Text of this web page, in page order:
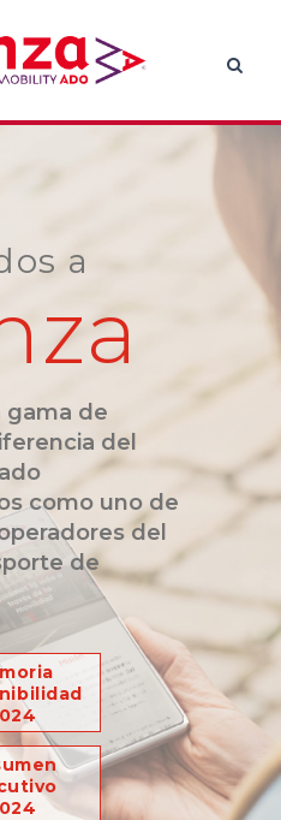
a
gama de
del
como uno de
del
de